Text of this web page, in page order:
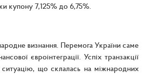
купону 7,125% до 6,75%.
визнання. Перемога України саме
євроінтеграції. Успіх транзакції
що склалась на міжнародних